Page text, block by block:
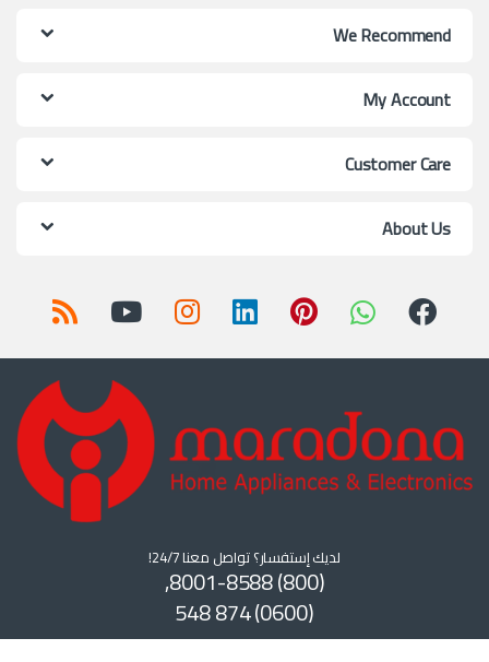
We Recommend
My Account
Customer Care
About Us
لديك إستفسار؟ تواصل معنا 24/7!
(800) 8001-8588,
(0600) 874 548